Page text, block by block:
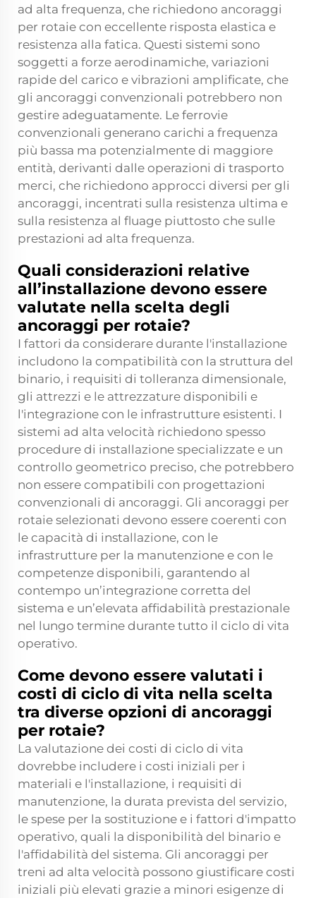
ad alta frequenza, che richiedono ancoraggi
per rotaie con eccellente risposta elastica e
resistenza alla fatica. Questi sistemi sono
soggetti a forze aerodinamiche, variazioni
rapide del carico e vibrazioni amplificate, che
gli ancoraggi convenzionali potrebbero non
gestire adeguatamente. Le ferrovie
convenzionali generano carichi a frequenza
più bassa ma potenzialmente di maggiore
entità, derivanti dalle operazioni di trasporto
merci, che richiedono approcci diversi per gli
ancoraggi, incentrati sulla resistenza ultima e
sulla resistenza al fluage piuttosto che sulle
prestazioni ad alta frequenza.
Quali considerazioni relative
all’installazione devono essere
valutate nella scelta degli
ancoraggi per rotaie?
I fattori da considerare durante l'installazione
includono la compatibilità con la struttura del
binario, i requisiti di tolleranza dimensionale,
gli attrezzi e le attrezzature disponibili e
l'integrazione con le infrastrutture esistenti. I
sistemi ad alta velocità richiedono spesso
procedure di installazione specializzate e un
controllo geometrico preciso, che potrebbero
non essere compatibili con progettazioni
convenzionali di ancoraggi. Gli ancoraggi per
rotaie selezionati devono essere coerenti con
le capacità di installazione, con le
infrastrutture per la manutenzione e con le
competenze disponibili, garantendo al
contempo un’integrazione corretta del
sistema e un’elevata affidabilità prestazionale
nel lungo termine durante tutto il ciclo di vita
operativo.
Come devono essere valutati i
costi di ciclo di vita nella scelta
tra diverse opzioni di ancoraggi
per rotaie?
La valutazione dei costi di ciclo di vita
dovrebbe includere i costi iniziali per i
materiali e l'installazione, i requisiti di
manutenzione, la durata prevista del servizio,
le spese per la sostituzione e i fattori d'impatto
operativo, quali la disponibilità del binario e
l'affidabilità del sistema. Gli ancoraggi per
treni ad alta velocità possono giustificare costi
iniziali più elevati grazie a minori esigenze di